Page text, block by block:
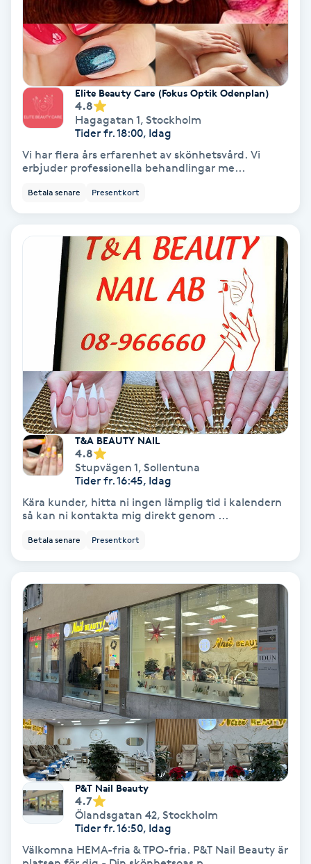
Färgning
Föning
Gel naglar
Gelenaglar
Gellack
Gravidmassage
Gravidyoga
Gruppträning
Gua Sha-massage
Hatha Yoga
Headspa
Healing
Herrklippning
HIFU
Hollywood Peel
Hot Stone Massage
Hot yoga
Hudföryngring
Huduppstramning
Elite Beauty Care (Fokus Optik Odenplan)
4.8
Hagagatan 1, Stockholm
Tider fr. 18:00, Idag
Vi har flera års erfarenhet av skönhetsvård. Vi
erbjuder professionella behandlingar me...
Betala senare Presentkort
T&A BEAUTY NAIL
4.8
Stupvägen 1, Sollentuna
Tider fr. 16:45, Idag
Kära kunder, hitta ni ingen lämplig tid i kalendern
så kan ni kontakta mig direkt genom ...
Betala senare Presentkort
P&T Nail Beauty
4.7
Ölandsgatan 42, Stockholm
Tider fr. 16:50, Idag
Välkomna HEMA-fria & TPO-fria. P&T Nail Beauty är